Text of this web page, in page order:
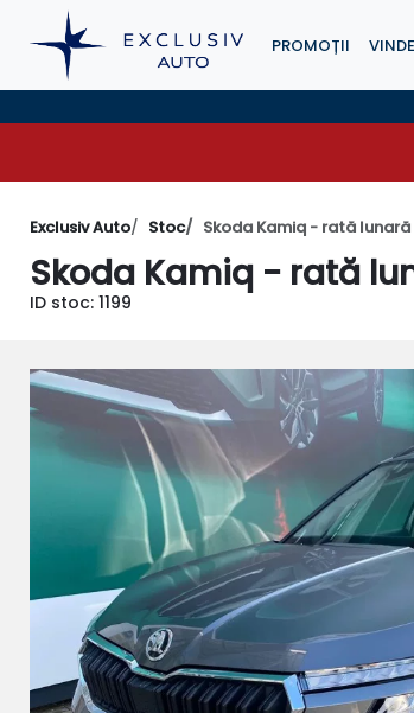
PROMOȚII
Exclusiv Auto Stoc Skoda Kamiq - rată lunară
Skoda Kamiq - rată
ID stoc: 1199